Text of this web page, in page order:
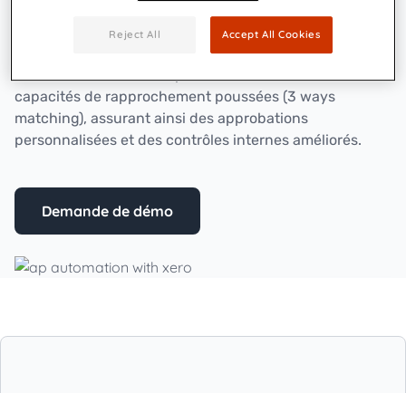
permettant de traiter les factures et d’effectuer des
paiements via plusieurs canaux. L’intégration de
capacités de rapprochement poussées (3 ways
matching), assurant ainsi des approbations
personnalisées et des contrôles internes améliorés.
Demande de démo
Reject All Accept All Cookies